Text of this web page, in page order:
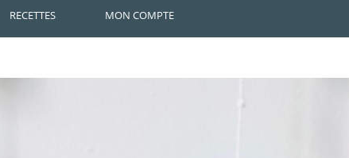
RECETTES MON COMPTE